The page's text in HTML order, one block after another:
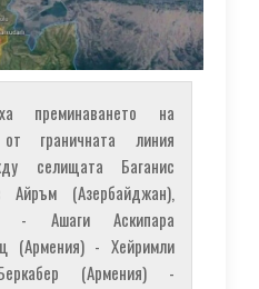
преминаването на
граничната линия
селищата Баганис
(Азербайджан),
- Ашаги Аскипара
(Армения) - Хейримли
(Армения) -